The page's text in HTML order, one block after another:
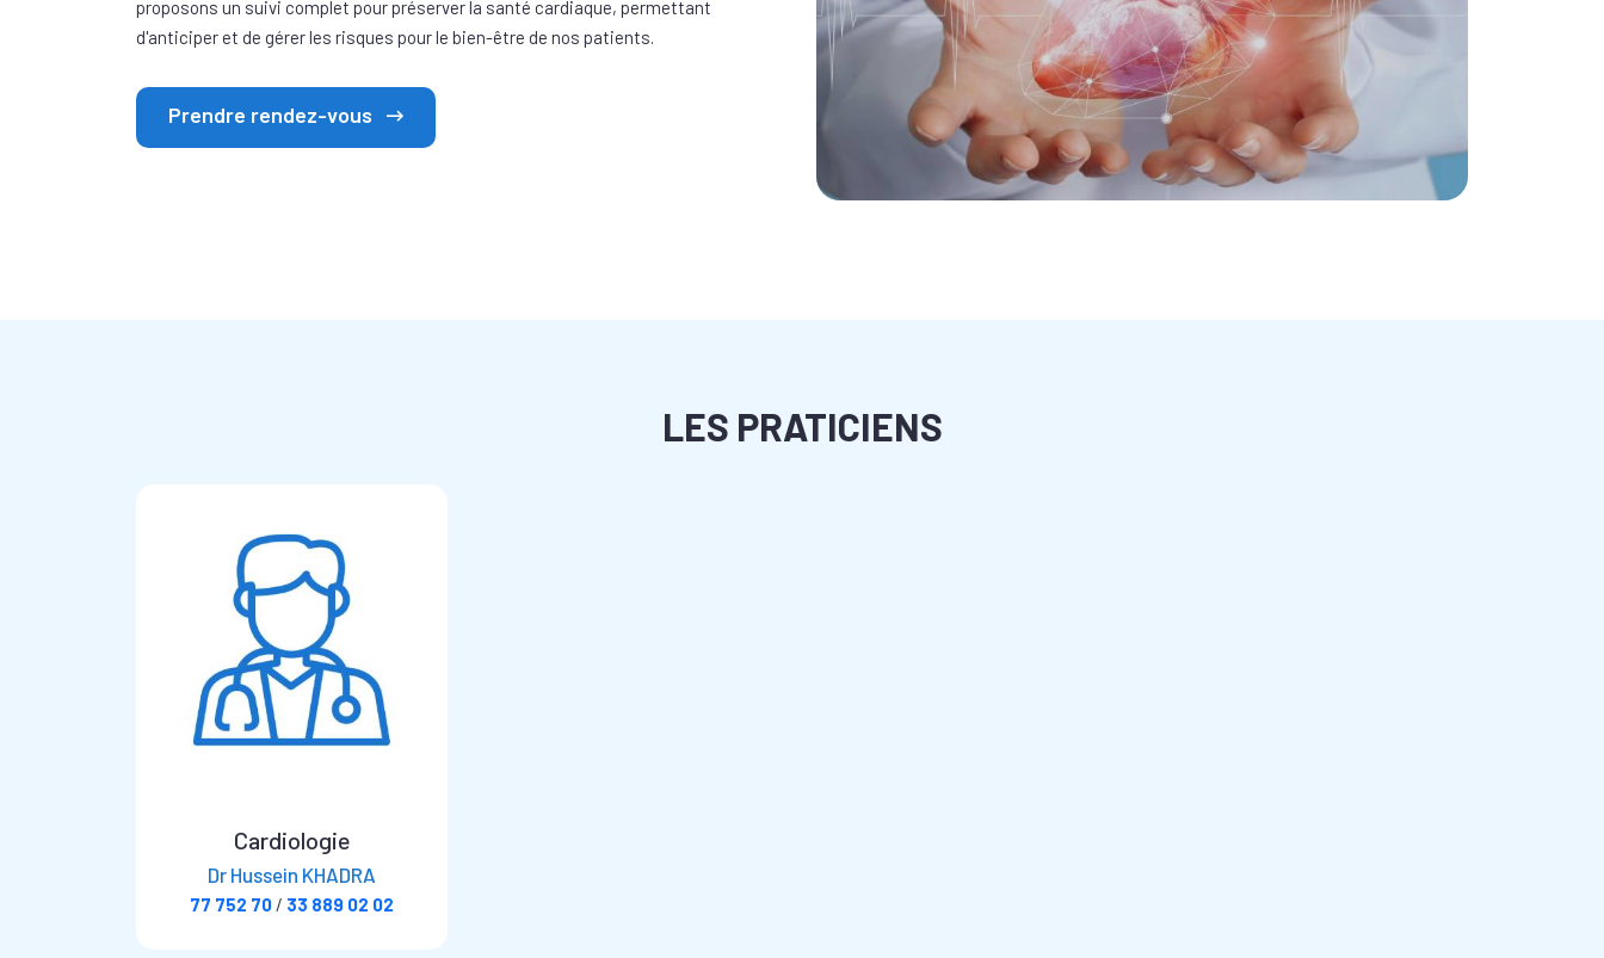
proposons un suivi complet pour préserver la santé cardiaque, permettant
d'anticiper et de gérer les risques pour le bien-être de nos patients.
Prendre rendez-vous
LES PRATICIENS
Cardiologie
Dr Hussein KHADRA
77 752 70 / 33 889 02 02